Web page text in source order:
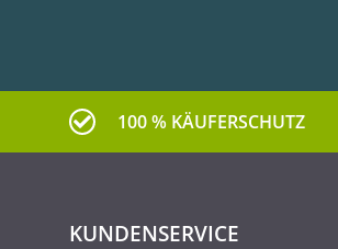
100 % KÄUFERSCHUTZ
KUNDENSERVICE